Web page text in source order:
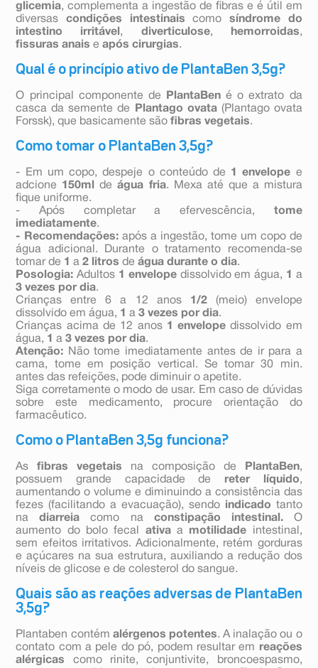
glicemia, complementa a ingestão de fibras e é útil em
diversascondições intestinais como síndrome do
intestino irritável , diverticulose, hemorroidas,
fissuras anais eapós cirurgias.
Qual é o princípio ativo de PlantaBen 3,5g?
O principal componente de PlantaBen é o extrato da
casca da semente de
Plantago ovata(Plantago ovata
Forssk), que basicamente sãofibras vegetais.
Como tomar o PlantaBen 3,5g?
- Em um copo, despeje o conteúdo de 1 envelope e
adcione 150ml deágua fria. Mexa até que a mistura
fique uniforme.
- Após completar a efervescência, tome
imediatamente.
- Recomendações: após a ingestão, tome um copo de
água adicional. Durante o tratamento recomenda-se
tomar de 1 a2 litros deágua durante o dia.
Posologia: Adultos 1 envelopedissolvido em água, 1
a
3 vezes por dia.
Crianças entre 6 a 12 anos1/2 (meio) envelope
dissolvido em água, 1 a 3 vezes por dia.
Crianças acima de 12 anos 1 envelope dissolvido em
água, 1 a3 vezes por dia.
Atenção: Não tome imediatamente antes de ir para a
cama, tome em posição vertical. Se tomar 30 min.
antes das refeições, pode diminuir o apetite.
Siga corretamente o modo de usar. Em caso de dúvidas
sobre este medicamento, procure orientação do
farmacêutico.
Como o PlantaBen 3,5g funciona?
Asfibras vegetais na composição de PlantaBen,
possuem grande capacidade de reter líquido,
aumentando o volume e diminuindo a consistência das
fezes (facilitando a evacuação), sendo indicado tanto
nadiarreia como na constipação intestinal.O
aumento do bolo fecal ativaa motilidade intestinal,
sem efeitos irritativos. Adicionalmente, retém gorduras
e açúcares na sua estrutura, auxiliando a redução dos
níveis de glicose e de colesterol do sangue.
Quais são as reações adversas de PlantaBen
3,5g?
Plantaben contém alérgenos potentes. A inalação ou o
contato com a pele do pó, podem resultar em reações
alérgicas como rinite, conjuntivite, broncoespasmo,